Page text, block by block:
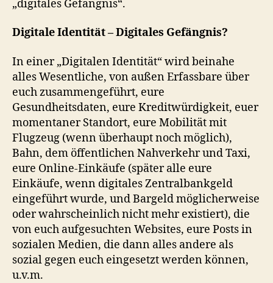
„digitales Gefängnis“.
Digitale Identität – Digitales Gefängnis?
In einer „Digitalen Identität“ wird beinahe
alles Wesentliche, von außen Erfassbare über
euch zusammengeführt, eure
Gesundheitsdaten, eure Kreditwürdigkeit, euer
momentaner Standort, eure Mobilität mit
Flugzeug (wenn überhaupt noch möglich),
Bahn, dem öffentlichen Nahverkehr und Taxi,
eure Online-Einkäufe (später alle eure
Einkäufe, wenn digitales Zentralbankgeld
eingeführt wurde, und Bargeld möglicherweise
oder wahrscheinlich nicht mehr existiert), die
von euch aufgesuchten Websites, eure Posts in
sozialen Medien, die dann alles andere als
sozial gegen euch eingesetzt werden können,
u.v.m.